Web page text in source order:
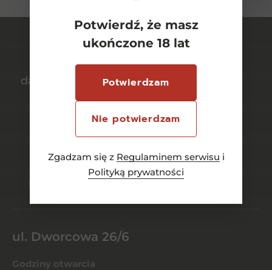
Potwierdź, że masz
ukończone 18 lat
Potwierdzam
Nie potwierdzam
Zgadzam się z Regulaminem serwisu i
Polityką prywatności
darmowa dostawa
od 700 zł
transport
bezpieczne
płatności online
szeroki wybór
asortymentu
ul. Dworcowa 26/6
Godziny otwarcia